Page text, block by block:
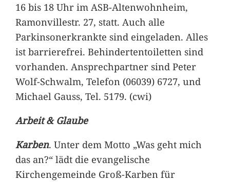
16 bis 18 Uhr im ASB-Altenwohnheim,
Ramonvillestr. 27, statt. Auch alle
Parkinsonerkrankte sind eingeladen. Alles
ist barrierefrei. Behindertentoiletten sind
vorhanden. Ansprechpartner sind Peter
Wolf-Schwalm, Telefon (06039) 6727, und
Michael Gauss, Tel. 5179. (cwi)
Arbeit & Glaube
Karben. Unter dem Motto „Was geht mich
das an?“ lädt die evangelische
Kirchengemeinde Groß-Karben für